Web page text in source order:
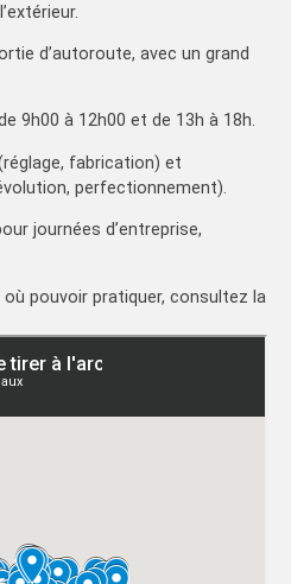
d’autoroute, avec un grand
9h00 à 12h00 et de 13h à 18h.
fabrication) et
perfectionnement).
journées d’entreprise,
pouvoir pratiquer, consultez la